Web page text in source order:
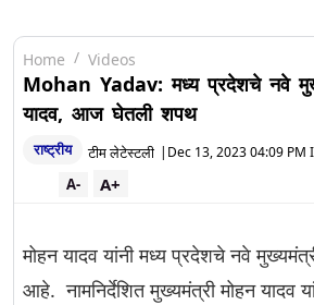
Home Videos
Mohan Yadav: मध्य प्रदेशचे नवे
यादव, आज घेतली शपथ
राष्ट्रीय टीम लेटेस्टली | Dec 13, 2023 04:09 PM
A+
A-
मोहन यादव यांनी मध्य प्रदेशचे नवे
आहे. नामनिर्देशित मुख्यमंत्री मोहन यादव